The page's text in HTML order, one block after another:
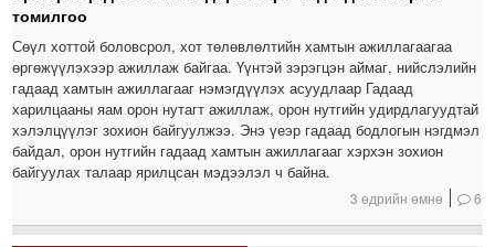
томилгоо
Сөүл хоттой боловсрол, хот төлөвлөлтийн хамтын ажиллагаагаа
өргөжүүлэхээр ажиллаж байгаа. Үүнтэй зэрэгцэн аймаг, нийслэлийн
гадаад хамтын ажиллагааг нэмэгдүүлэх асуудлаар Гадаад
харилцааны яам орон нутагт ажиллаж, орон нутгийн удирдлагуудтай
хэлэлцүүлэг зохион байгуулжээ. Энэ үеэр гадаад бодлогын нэгдмэл
байдал, орон нутгийн гадаад хамтын ажиллагааг хэрхэн зохион
байгуулах талаар ярилцсан мэдээлэл ч байна.
3 өдрийн өмнө 6